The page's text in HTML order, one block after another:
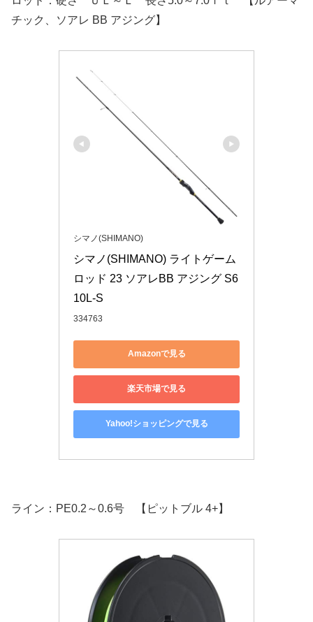
チック、ソアレ BB アジング】
シマノ(SHIMANO)
シマノ(SHIMANO) ライトゲーム
ロッド 23 ソアレBB アジング S6
10L-S
334763
Amazonで見る
楽天市場で見る
Yahoo!ショッピングで見る
ライン：PE0.2～0.6号 【ピットブル 4+】